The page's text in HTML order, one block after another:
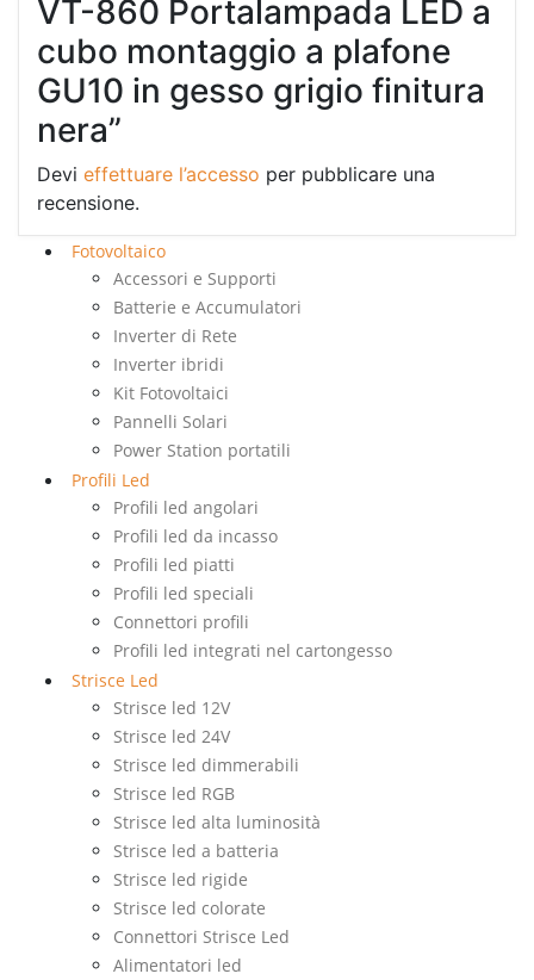
VT-860 Portalampada LED a
cubo montaggio a plafone
GU10 in gesso grigio finitura
nera”
Devi effettuare l’accesso per pubblicare una
recensione.
Fotovoltaico
Accessori e Supporti
Batterie e Accumulatori
Inverter di Rete
Inverter ibridi
Kit Fotovoltaici
Pannelli Solari
Power Station portatili
Profili Led
Profili led angolari
Profili led da incasso
Profili led piatti
Profili led speciali
Connettori profili
Profili led integrati nel cartongesso
Strisce Led
Strisce led 12V
Strisce led 24V
Strisce led dimmerabili
Strisce led RGB
Strisce led alta luminosità
Strisce led a batteria
Strisce led rigide
Strisce led colorate
Connettori Strisce Led
Alimentatori led